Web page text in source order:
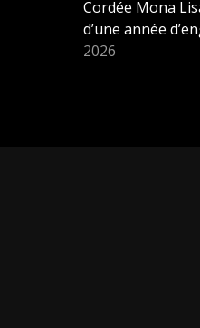
Cordée Mona
d’une année
2026